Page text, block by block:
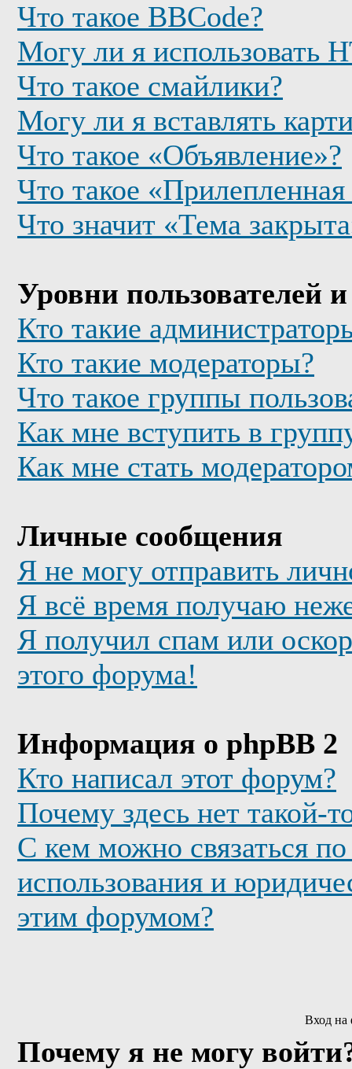
Что такое BBCode?
Могу ли я использовать
Что такое смайлики?
Могу ли я вставлять
Что такое «Объявление»?
Что такое «Прилепленная
Что значит «Тема
Уровни пользователей
Кто такие
Кто такие модераторы?
Что такое группы
Как мне вступить в
Как мне стать
Личные сообщения
Я не могу отправить
Я всё время получаю
Я получил спам или
этого форума!
Информация о phpBB 2
Кто написал этот форум?
Почему здесь нет такой-
С кем можно связаться
использования и
этим форумом?
Вход на
Почему я не могу